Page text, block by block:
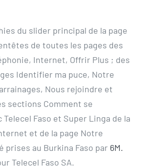
du slider principal de la page
de toutes les pages des
Internet, Offrir Plus ; des
Identifier ma puce, Notre
Nous rejoindre et
sections Comment se
Faso et Super Linga de la
et de la page Notre
prises au Burkina Faso par 6M.
Telecel Faso SA.